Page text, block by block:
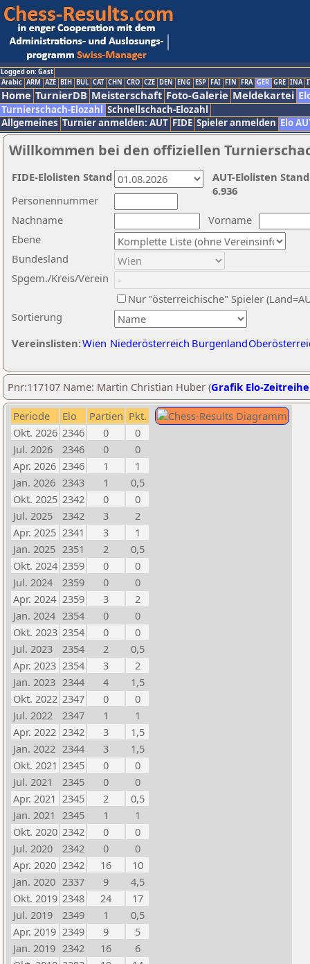
Logged on: Gast
Arabic ARM AZE BIH BUL CAT CHN CRO CZE DEN ENG ESP FAI FIN FRA GER GRE INA
Home TurnierDB Meisterschaft Foto-Galerie Meldekartei
Turnierschach-Elozahl Schnellschach-Elozahl
Allgemeines Turnier anmelden: AUT FIDE Spieler anmelden Elo
Willkommen bei den offiziellen
Nachname
Vorname
Ebene
Sortierung
Personennummer
Bundesland
Spgem./Kreis/Verein
Nur "österreichische" Spieler
Vereinslisten:Wien Niederösterreich Burgenland
AUT-Elolisten
6.936
FIDE-Elolisten Stand
Pnr:117107 Name: Martin Christian Huber (Grafik Elo-Zeitreihe
Periode Elo Partien Pkt.
Okt. 2026 2346 0
0
Jul. 2026
2346 0
0
Apr. 2026 2346 1
1
Jan. 2026 2343 1
0,5
Okt. 2025 2342 0
0
Jul. 2025
2342 3
2
Apr. 2025 2341 3
1
Jan. 2025 2351 2
0,5
Okt. 2024 2359 0
0
Jul. 2024
2359 0
0
Apr. 2024 2359 3
2
Jan. 2024 2354 0
0
Okt. 2023 2354 0
0
Jul. 2023
2354 2
0,5
Apr. 2023 2354 3
2
Jan. 2023 2344 4
1,5
Okt. 2022 2347 0
0
Jul. 2022
2347 1
1
Apr. 2022 2342 3
1,5
Jan. 2022 2344 3
1,5
Okt. 2021 2345 0
0
Jul. 2021
2345 0
0
Apr. 2021 2345 2
0,5
Jan. 2021 2345 1
1
Okt. 2020 2342 0
0
Jul. 2020
2342 0
0
Apr. 2020 2342 16
10
Jan. 2020 2337 9
4,5
Okt. 2019 2348 24
17
Jul. 2019
2349 1
0,5
Apr. 2019 2349 9
5
Jan. 2019 2342 16
6